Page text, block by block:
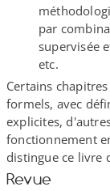
par
supervisée
etc.
Certains
formels, avec
explicites,
fonctionnement
distingue ce livre
Revue